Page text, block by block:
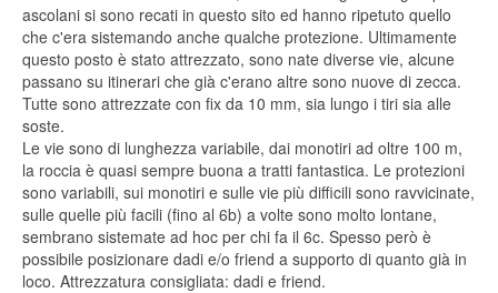
ascolani si sono recati in questo sito ed hanno ripetuto quello
che c'era sistemando anche qualche protezione. Ultimamente
questo posto è stato attrezzato, sono nate diverse vie, alcune
passano su itinerari che già c'erano altre sono nuove di zecca.
Tutte sono attrezzate con fix da 10 mm, sia lungo i tiri sia alle
soste.
Le vie sono di lunghezza variabile, dai monotiri ad oltre 100 m,
la roccia è quasi sempre buona a tratti fantastica. Le protezioni
sono variabili, sui monotiri e sulle vie più difficili sono ravvicinate,
sulle quelle più facili (fino al 6b) a volte sono molto lontane,
sembrano sistemate ad hoc per chi fa il 6c. Spesso però è
possibile posizionare dadi e/o friend a supporto di quanto già in
loco. Attrezzatura consigliata: dadi e friend.